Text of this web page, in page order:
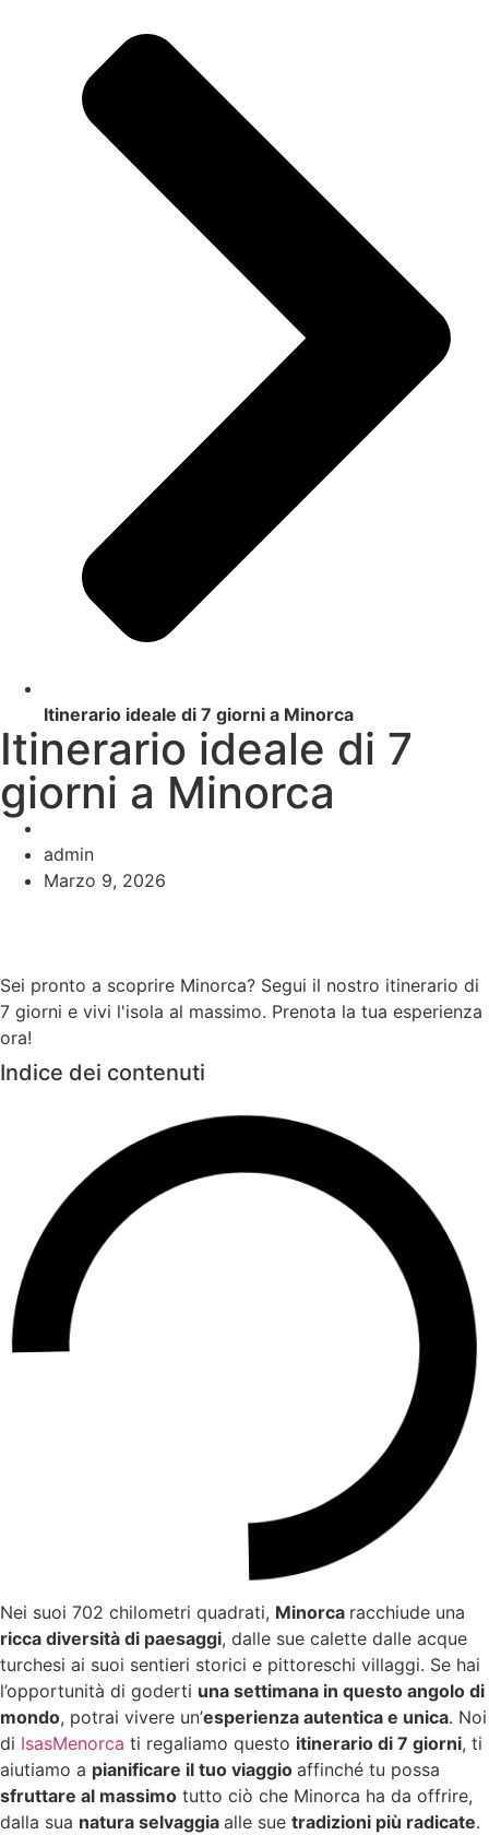
Itinerario ideale di 7 giorni a Minorca
Itinerario ideale di 7
giorni a Minorca
admin
Marzo 9, 2026
Sei pronto a scoprire Minorca? Segui il nostro itinerario di
7 giorni e vivi l'isola al massimo. Prenota la tua esperienza
ora!
Indice dei contenuti
Nei suoi 702 chilometri quadrati, Minorca racchiude una
ricca diversità di paesaggi, dalle sue calette dalle acque
turchesi ai suoi sentieri storici e pittoreschi villaggi. Se hai
l’opportunità di goderti una settimana in questo angolo di
mondo, potrai vivere un’esperienza autentica e unica. Noi
di IsasMenorca ti regaliamo questo itinerario di 7 giorni, ti
aiutiamo a pianificare il tuo viaggio affinché tu possa
sfruttare al massimo tutto ciò che Minorca ha da offrire,
dalla sua natura selvaggia alle sue tradizioni più radicate.